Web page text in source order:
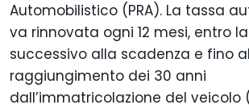
Automobilistico (PRA). La tassa
va rinnovata ogni 12 mesi, entro
successivo alla scadenza e fino al
raggiungimento dei 30 anni
dall’immatricolazione del veicolo